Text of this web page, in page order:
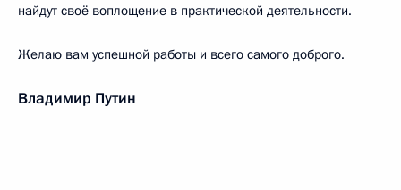
найдут своё воплощение в практической деятельности.
Желаю вам успешной работы и всего самого доброго.
Владимир Путин